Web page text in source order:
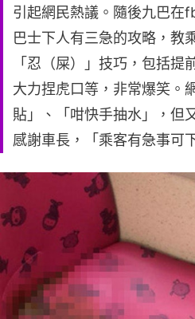
引起網民熱議。隨後九巴在
巴士下人有三急的攻略，教
「忍（屎）」技巧，包括提
大力捏虎口等，非常爆笑。
貼」、「咁快手抽水」，但
感謝車長，「乘客有急事可